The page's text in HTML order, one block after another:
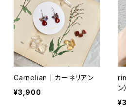
Carnelian｜カーネリアン
¥3,900
ン）